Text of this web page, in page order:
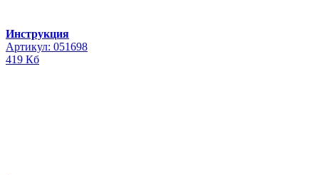
Инструкция
Артикул: 051698
419 Кб